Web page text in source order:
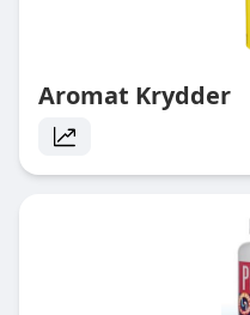
Aromat Krydder